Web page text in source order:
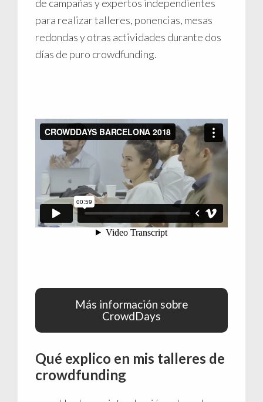
de campañas y expertos independientes
para realizar talleres, ponencias, mesas
redondas y otras actividades durante dos
días de puro crowdfunding.
Más información sobre
CrowdDays
Qué explico en mis talleres de
crowdfunding